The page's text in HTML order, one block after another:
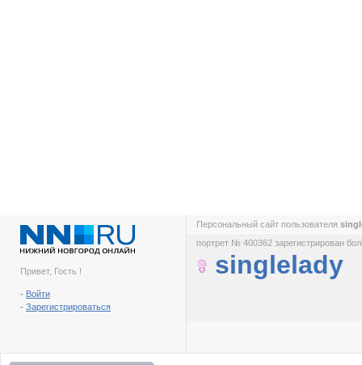
Привет, Гость !
- Войти
- Зарегистрироваться
Персональный сайт пользователя
портрет № 400362 зарегистрирован
singlelady